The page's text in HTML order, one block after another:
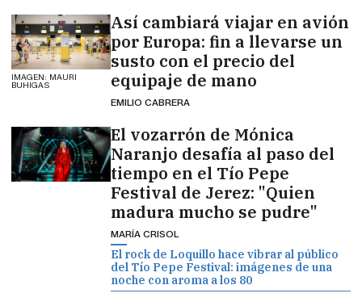
IMAGEN: MAURI
BUHIGAS
Así cambiará viajar en avión
por Europa: fin a llevarse un
susto con el precio del
equipaje de mano
EMILIO CABRERA
El vozarrón de Mónica
Naranjo desafía al paso del
tiempo en el Tío Pepe
Festival de Jerez: "Quien
madura mucho se pudre"
MARÍA CRISOL
El rock de Loquillo hace vibrar al público
del Tío Pepe Festival: imágenes de una
noche con aroma a los 80